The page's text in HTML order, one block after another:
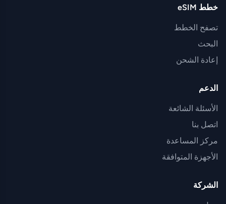
خطط eSIM
تصفح الخطط
البحث
إعادة الشحن
الدعم
الأسئلة الشائعة
اتصل بنا
مركز المساعدة
الأجهزة المتوافقة
الشركة